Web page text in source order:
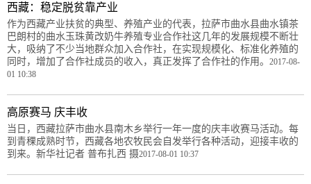
西藏：稳定脱贫靠产业
作为西藏产业扶贫的典型、养殖产业的代表，拉萨市曲水县曲水镇茶
巴朗村的曲水玉珠黄改奶牛养殖专业合作社这几年的发展规模不断壮
大，吸纳了不少当地群众加入合作社，在实现规模化、标准化养殖的
同时，增加了合作社成员的收入，真正发挥了合作社的作用。 2017-08-
01 10:38
高原赛马 庆丰收
当日，西藏拉萨市曲水县南木乡举行一年一度的庆丰收赛马活动。每
到青稞成熟时节，西藏各地农牧民会自发举行各种活动，迎接丰收的
到来。新华社记者 普布扎西 摄2017-08-01 10:37